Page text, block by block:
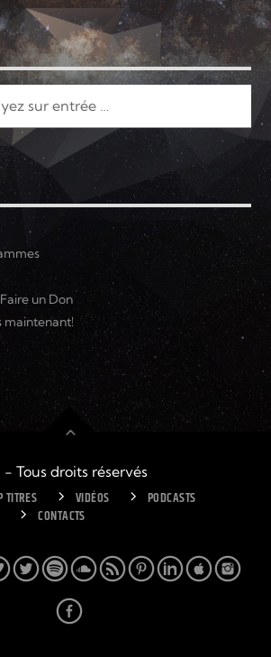
un Don
maintenant!
Tous droits réservés
TITRES VIDÉOS
PODCASTS
CONTACTS